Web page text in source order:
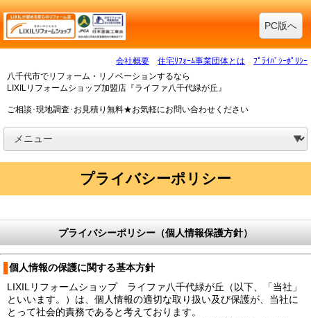
PC版へ
会社概要 住宅ﾘﾌｫｰﾑ事業団体とは
ﾌﾟﾗｲﾊﾞｼｰﾎﾟﾘｼｰ
八千代市でリフォーム・リノベーションするなら
LIXILリフォームショップ加盟店『ライファ八千代緑が丘』
ご相談･現地調査･お見積り無料★お気軽にお問い合わせください
プライバシーポリシー
プライバシーポリシー（個人情報保護方針）
個人情報の保護に関する基本方針
LIXILリフォームショップ ライファ八千代緑が丘（以下、「当社」
といいます。）は、個人情報の適切な取り扱い及び保護が、当社に
とって社会的責務であると考えております。